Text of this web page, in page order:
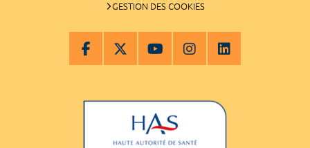
GESTION DES COOKIES